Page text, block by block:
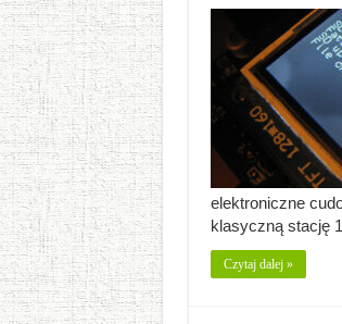
elektroniczne
klasyczną stację
Czytaj dalej »